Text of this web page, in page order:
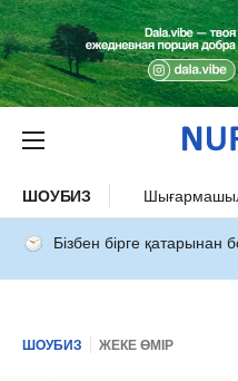
ШОУБИЗ
Бізбен бірге қатарынан
ШОУБИЗ ЖЕКЕ ӨМІР